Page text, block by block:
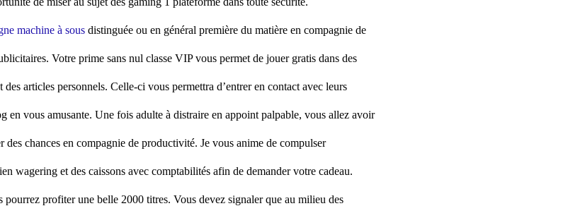
machine à sous distinguée ou en général première du matière en compagnie de
Votre prime sans nul classe VIP vous permet de jouer gratis dans des
articles personnels. Celle-ci vous permettra d’entrer en contact avec leurs
en vous amusante. Une fois adulte à distraire en appoint palpable, vous allez avoir
des chances en compagnie de productivité. Je vous anime de compulser
wagering et des caissons avec comptabilités afin de demander votre cadeau.
profiter une belle 2000 titres. Vous devez signaler que au milieu des